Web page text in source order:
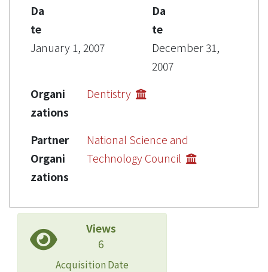
Da
te
January 1, 2007
Da
te
December 31,
2007
Organi
zations
Dentistry
Partner
Organi
zations
National Science and
Technology Council
Views
6
Acquisition Date